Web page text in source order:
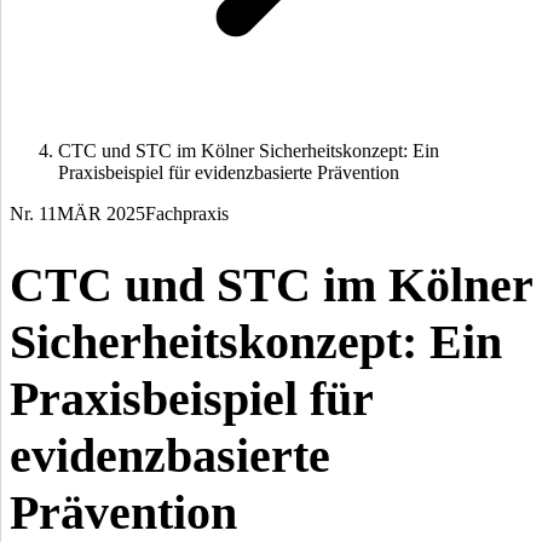
CTC und STC im Kölner Sicherheitskonzept: Ein
Praxisbeispiel für evidenzbasierte Prävention
Nr. 11MÄR 2025Fachpraxis
CTC und STC im Kölner
Sicherheitskonzept: Ein
Praxisbeispiel für
evidenzbasierte
Prävention